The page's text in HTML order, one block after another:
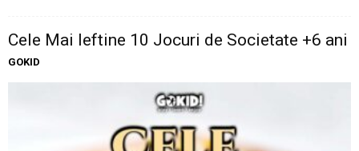
Cele Mai Ieftine 10 Jocuri de Societate +6 ani
GOKID